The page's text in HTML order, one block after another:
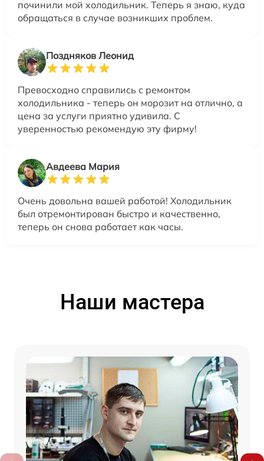
починили мой холодильник. Теперь я знаю, куда
обращаться в случае возникших проблем.
Поздняков Леонид
Превосходно справились с ремонтом
холодильника - теперь он морозит на отлично, а
цена за услуги приятно удивила. С
уверенностью рекомендую эту фирму!
Авдеева Мария
Очень довольна вашей работой! Холодильник
был отремонтирован быстро и качественно,
теперь он снова работает как часы.
Наши мастера